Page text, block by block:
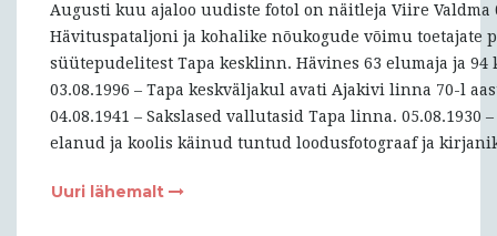
Augusti kuu ajaloo uudiste fotol on näitleja Viire Valdma
Hävituspataljoni ja kohalike nõukogude võimu toetajate
süütepudelitest Tapa kesklinn. Hävines 63 elumaja ja 94
03.08.1996 – Tapa keskväljakul avati Ajakivi linna 70-l
04.08.1941 – Sakslased vallutasid Tapa linna. 05.08.1930
elanud ja koolis käinud tuntud loodusfotograaf ja
Uuri lähemalt